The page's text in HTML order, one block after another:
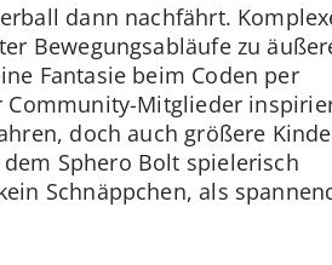
dann nachfährt.
Bewegungsabläufe zu
Fantasie beim Coden per
Community-Mitglieder
doch auch größere
Sphero Bolt spielerisch
Schnäppchen, als